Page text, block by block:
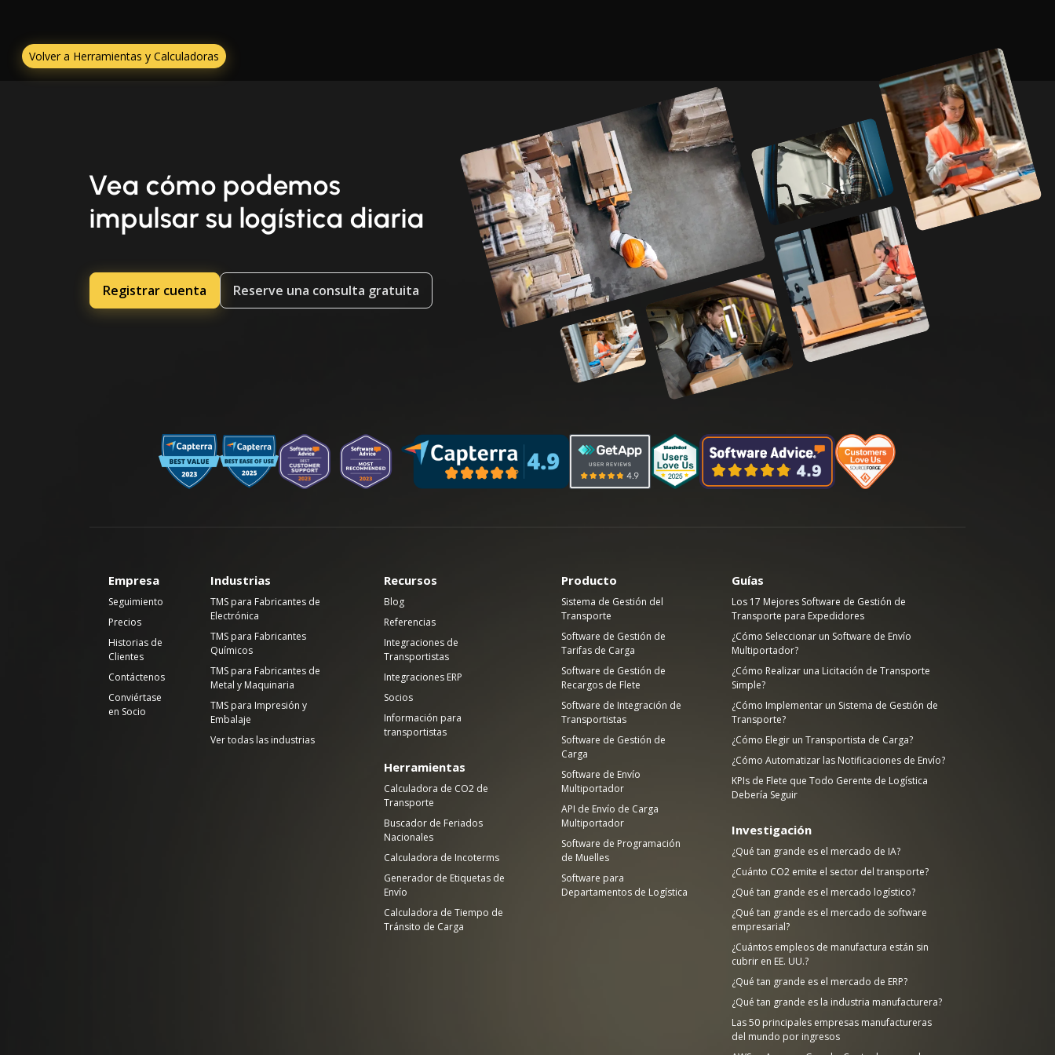
Volver a Herramientas y Calculadoras
Vea cómo podemos
impulsar su logística diaria
Registrar cuenta Reserve una consulta gratuita
Empresa
Seguimiento
Precios
Historias de
Clientes
Contáctenos
Conviértase
en Socio
Industrias
TMS para Fabricantes de
Electrónica
TMS para Fabricantes
Químicos
TMS para Fabricantes de
Metal y Maquinaria
TMS para Impresión y
Embalaje
Ver todas las industrias
Recursos
Blog
Referencias
Integraciones de
Transportistas
Integraciones ERP
Socios
Información para
transportistas
Herramientas
Calculadora de CO2 de
Transporte
Buscador de Feriados
Nacionales
Calculadora de Incoterms
Generador de Etiquetas de
Envío
Calculadora de Tiempo de
Tránsito de Carga
Producto
Sistema de Gestión del
Transporte
Software de Gestión de
Tarifas de Carga
Software de Gestión de
Recargos de Flete
Software de Integración de
Transportistas
Software de Gestión de
Carga
Software de Envío
Multiportador
API de Envío de Carga
Multiportador
Software de Programación
de Muelles
Software para
Departamentos de Logística
Guías
Los 17 Mejores Software de Gestión de
Transporte para Expedidores
¿Cómo Seleccionar un Software de Envío
Multiportador?
¿Cómo Realizar una Licitación de Transporte
Simple?
¿Cómo Implementar un Sistema de Gestión de
Transporte?
¿Cómo Elegir un Transportista de Carga?
¿Cómo Automatizar las Notificaciones de Envío?
KPIs de Flete que Todo Gerente de Logística
Debería Seguir
Investigación
¿Qué tan grande es el mercado de IA?
¿Cuánto CO2 emite el sector del transporte?
¿Qué tan grande es el mercado logístico?
¿Qué tan grande es el mercado de software
empresarial?
¿Cuántos empleos de manufactura están sin
cubrir en EE. UU.?
¿Qué tan grande es el mercado de ERP?
¿Qué tan grande es la industria manufacturera?
Las 50 principales empresas manufactureras
del mundo por ingresos